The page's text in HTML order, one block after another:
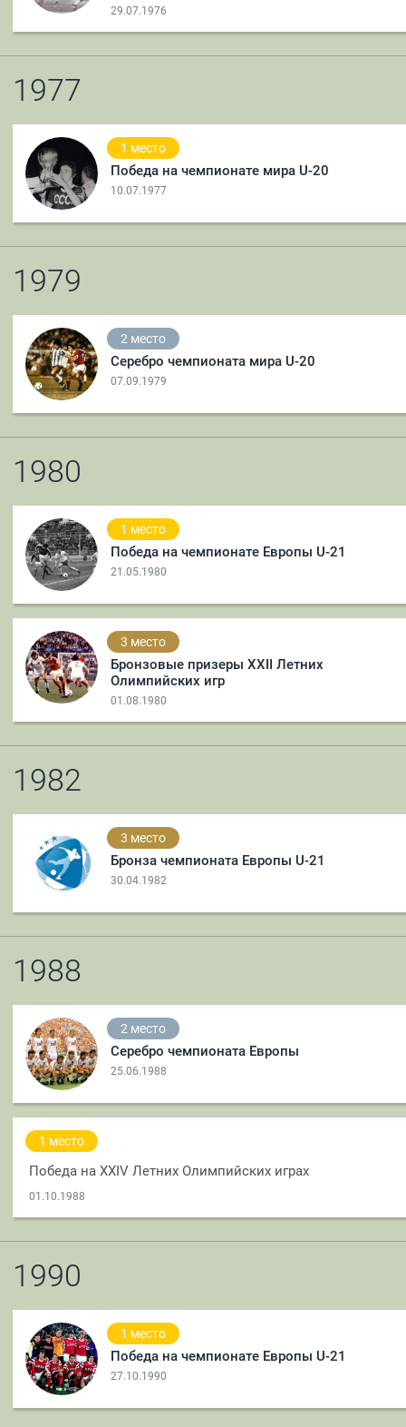
29.07.1976
1977
1 место
Победа на чемпионате мира U-20
10.07.1977
1979
2 место
Серебро чемпионата мира U-20
07.09.1979
1980
1 место
Победа на чемпионате Европы U-21
21.05.1980
3 место
Бронзовые призеры XXII Летних
Олимпийских игр
01.08.1980
1982
3 место
Бронза чемпионата Европы U-21
30.04.1982
1988
2 место
Серебро чемпионата Европы
25.06.1988
1 место
Победа на XXIV Летних Олимпийских играх
01.10.1988
1990
1 место
Победа на чемпионате Европы U-21
27.10.1990